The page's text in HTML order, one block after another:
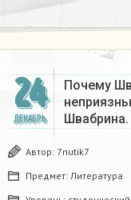
24
ДЕКАБРЬ
Почему
Швабрина.
Автор: 7nutik7
Предмет: Литература